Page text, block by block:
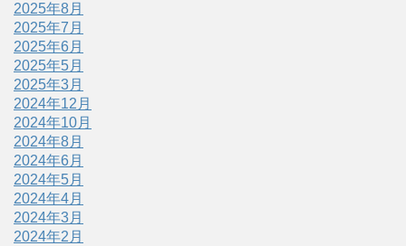
2025年8月
2025年7月
2025年6月
2025年5月
2025年3月
2024年12月
2024年10月
2024年8月
2024年6月
2024年5月
2024年4月
2024年3月
2024年2月